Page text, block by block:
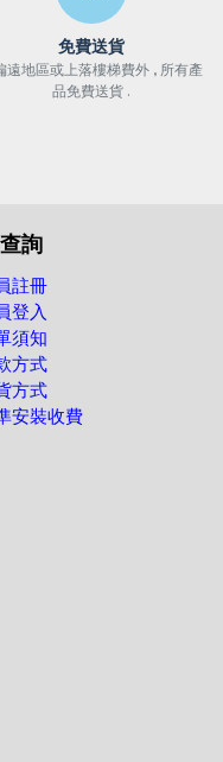
免費送貨
遠地區或上落樓梯費外 , 所有產
品免費送貨 .
詢
註冊
登入
須知
方式
方式
安裝收費